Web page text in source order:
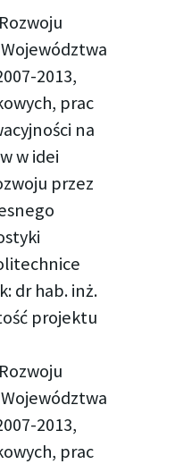
2013,
prac
na
w idei
przez
dr hab. inż.
projektu
2013,
prac